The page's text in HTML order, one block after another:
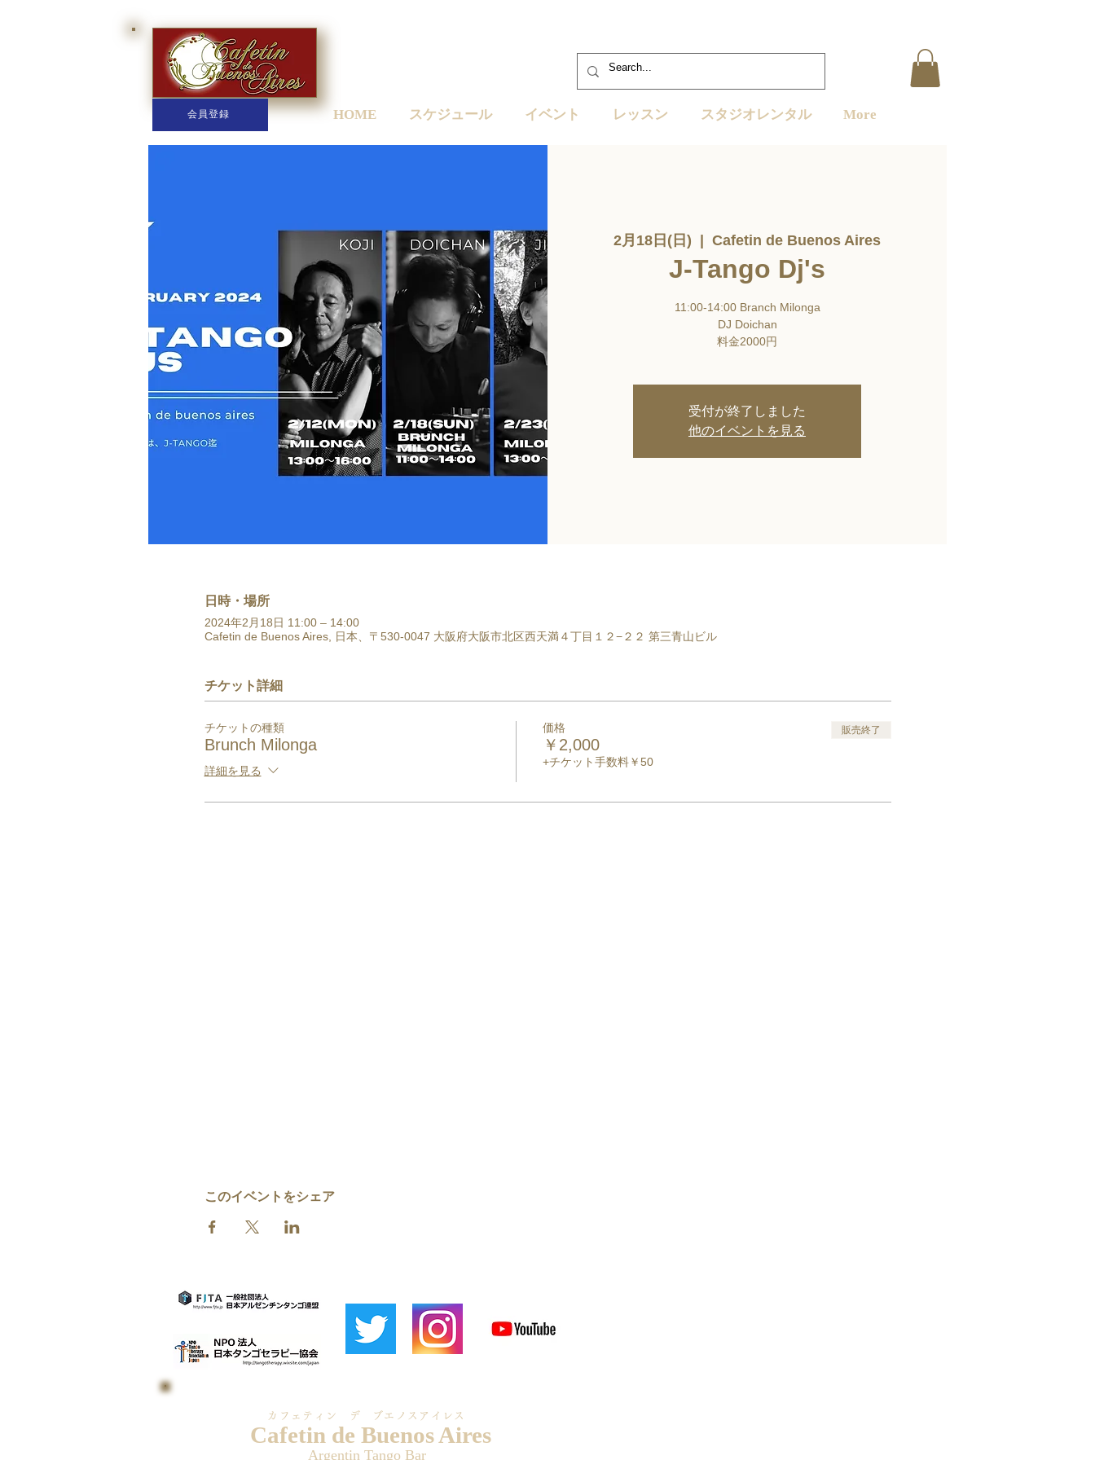
会員登録 HOME スケジュール イベント レッスン スタジオレンタル More
2月18日(日)
  |
Cafetin de Buenos Aires
J-Tango Dj's
11:00-14:00 Branch Milonga
DJ Doichan
料金2000円
受付が終了しました
他のイベントを見る
日時・場所
2024年2月18日 11:00 – 14:00
Cafetin de Buenos Aires, 日本、〒530-0047 大阪府大阪市北区西天満４丁目１２−２２ 第三青山ビル
チケット詳細
チケットの種類
Brunch Milonga
詳細を見る
価格
￥2,000
+チケット手数料￥50
販売終了
このイベントをシェア
Cafetin de Buenos Aires
カフェティン デ ブエノスアイレス
Argentin Tango Bar